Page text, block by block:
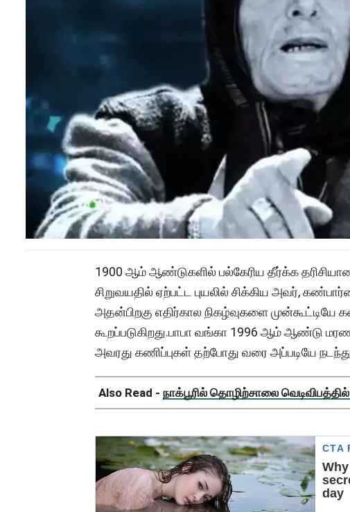
1900 ஆம் ஆண்டுகளில் பல்கேரிய தீர்க்க
சிறுவயதில் ஏற்பட்ட புயலில் சிக்கிய அவர்,
அதன்பிறகு எதிர்கால நிகழ்வுகளை முன்கூட்டியே
கூறப்படுகிறது.பாபா வங்கா 1996 ஆம் ஆண்டு
அவரது கணிப்புகள் தற்போது வரை அப்படியே நடந்து
Also Read - நாக்பூரில் தொழிற்சாலை